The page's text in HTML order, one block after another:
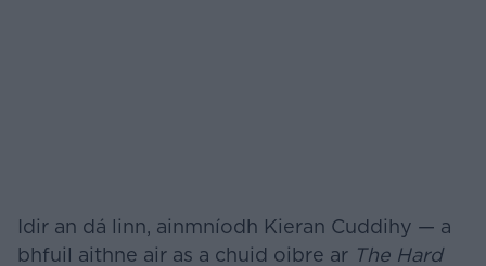
Idir an dá linn, ainmníodh Kieran Cuddihy — a
bhfuil aithne air as a chuid oibre ar The Hard